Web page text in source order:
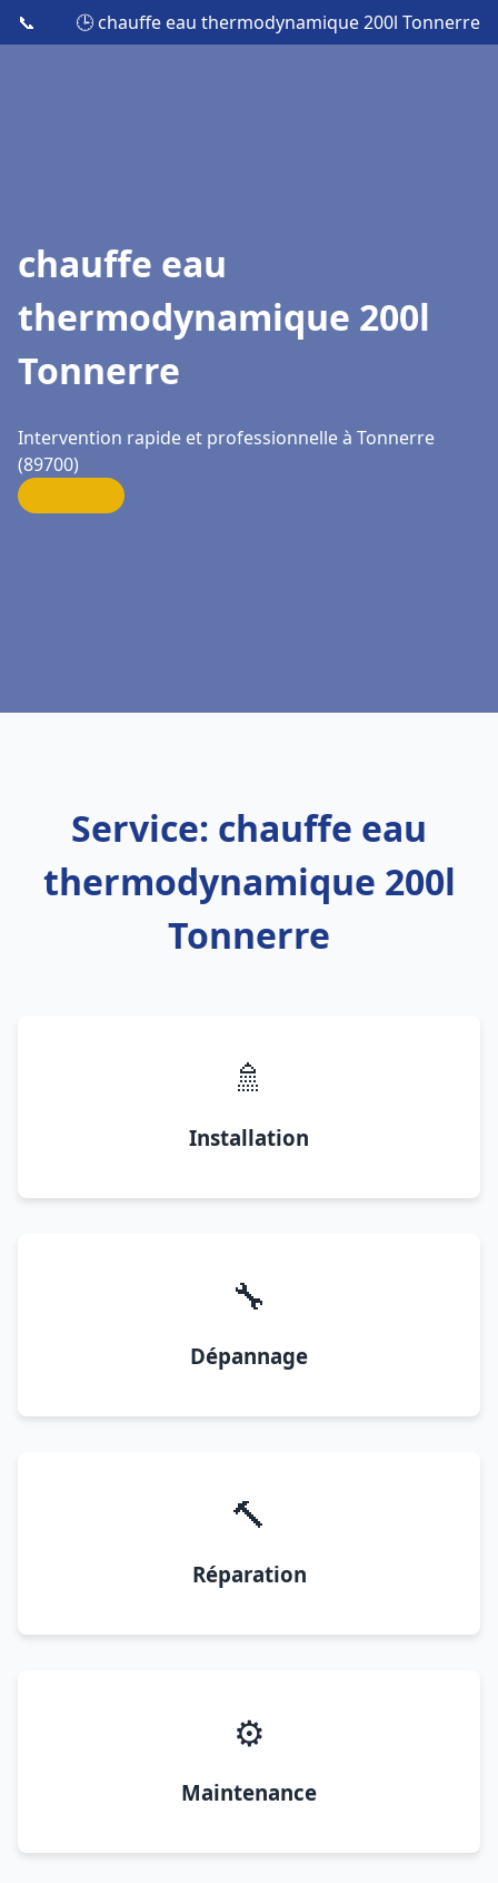
📞 🕒 chauffe eau thermodynamique 200l Tonnerre
chauffe eau
thermodynamique 200l
Tonnerre
Intervention rapide et professionnelle à Tonnerre
(89700)
Service: chauffe eau
thermodynamique 200l
Tonnerre
🚿
Installation
🔧
Dépannage
🔨
Réparation
⚙️
Maintenance